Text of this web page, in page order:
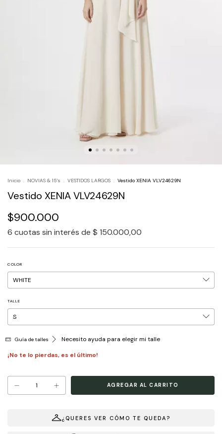
Inicio . NOVIAS & 15's . VESTIDOS LARGOS . Vestido XENIA VLV24629N
Vestido XENIA VLV24629N
$900.000
6 cuotas sin interés de $ 150.000,00
COLOR
TALLE
Guía de talles Necesito ayuda para elegir mi talle
¿QUERES VER CÓMO TE QUEDA?
¡No te lo pierdas, es el último!